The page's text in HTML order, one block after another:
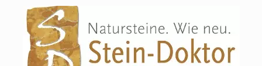
springen